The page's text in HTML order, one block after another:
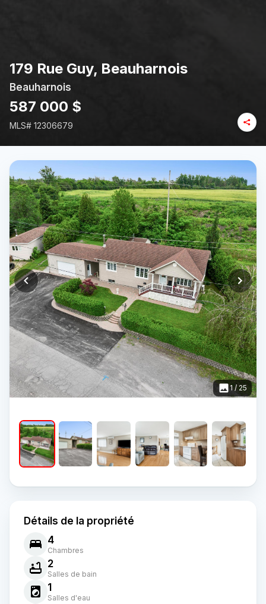
179 Rue Guy, Beauharnois
Beauharnois
587 000 $
MLS# 12306679
1/ 25
Détails de la propriété
4
Chambres
2
Salles de bain
1
Salles d'eau